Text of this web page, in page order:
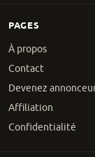
PAGES
À propos
Contact
Devenez
Affiliation
Confidentialité